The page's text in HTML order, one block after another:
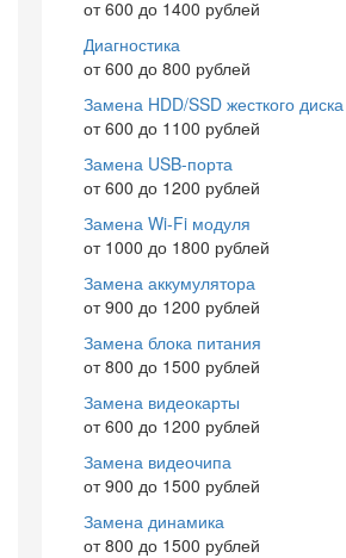
от 600 до 1400 рублей
Диагностика
от 600 до 800 рублей
Замена HDD/SSD жесткого диска
от 600 до 1100 рублей
Замена USB-порта
от 600 до 1200 рублей
Замена Wi-Fi модуля
от 1000 до 1800 рублей
Замена аккумулятора
от 900 до 1200 рублей
Замена блока питания
от 800 до 1500 рублей
Замена видеокарты
от 600 до 1200 рублей
Замена видеочипа
от 900 до 1500 рублей
Замена динамика
от 800 до 1500 рублей